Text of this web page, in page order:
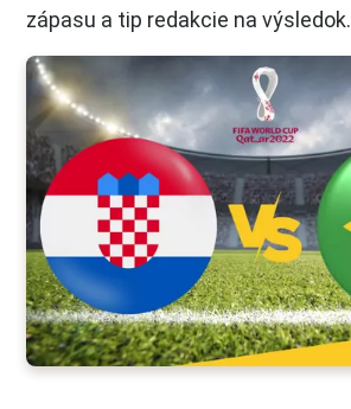
zápasu a tip redakcie na výsledok.